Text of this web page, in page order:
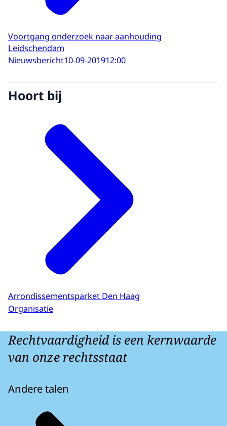
Voortgang onderzoek naar aanhouding
Leidschendam
Nieuwsbericht10-09-201912:00
Hoort bij
Arrondissementsparket Den Haag
Organisatie
Rechtvaardigheid is een kernwaarde
van onze rechtsstaat
Andere talen